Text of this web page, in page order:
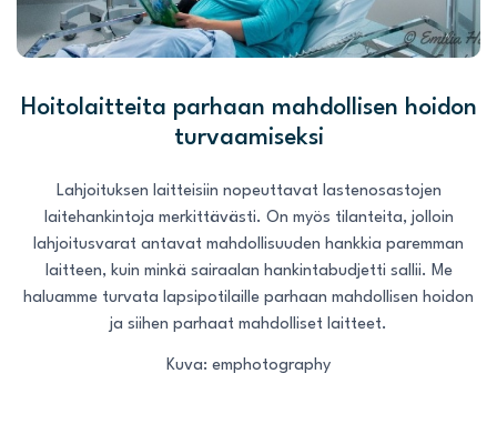
Hoitolaitteita parhaan mahdollisen hoidon
turvaamiseksi
Lahjoituksen laitteisiin nopeuttavat lastenosastojen
laitehankintoja merkittävästi. On myös tilanteita, jolloin
lahjoitusvarat antavat mahdollisuuden hankkia paremman
laitteen, kuin minkä sairaalan hankintabudjetti sallii. Me
haluamme turvata lapsipotilaille parhaan mahdollisen hoidon
ja siihen parhaat mahdolliset laitteet.
Kuva: emphotography